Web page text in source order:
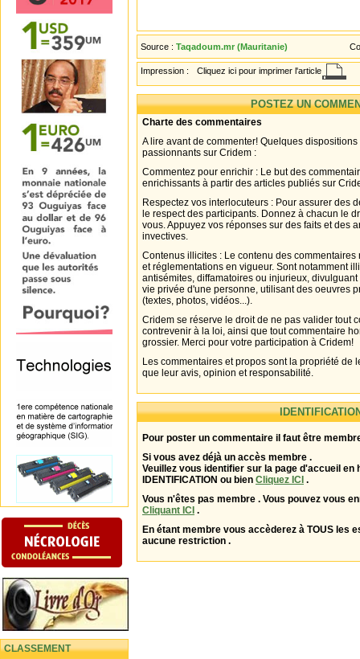
CLASSEMENT
Source : Taqadoum.mr (Mauritanie)
Impression : Cliquez ici pour imprimer l'article
POSTEZ UN
Charte des commentaires
A lire avant de commenter! Quelques
passionnants sur Cridem :
Commentez pour enrichir : Le but des
enrichissants à partir des articles publiés sur
Respectez vos interlocuteurs : Pour assurer des
le respect des participants. Donnez à chacun le
vous. Appuyez vos réponses sur des faits et des
invectives.
Contenus illicites : Le contenu des
et réglementations en vigueur. Sont notamment
antisémites, diffamatoires ou injurieux,
vie privée d'une personne, utilisant des oeuvres
(textes, photos, vidéos...).
Cridem se réserve le droit de ne pas valider tout
contrevenir à la loi, ainsi que tout commentaire
grossier. Merci pour votre participation à Cridem!
Les commentaires et propos sont la propriété de
que leur avis, opinion et responsabilité.
Pour poster un commentaire il faut être
Si vous avez déjà un accès membre .
Veuillez vous identifier sur la page d'accueil en
IDENTIFICATION ou bien Cliquez ICI .
Vous n'êtes pas membre . Vous pouvez vous
Cliquant ICI .
En étant membre vous accèderez à TOUS les
aucune restriction .